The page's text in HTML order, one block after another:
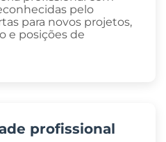
pelo
para novos projetos,
e posições de
profissional